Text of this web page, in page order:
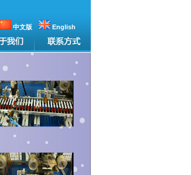
中文版 English